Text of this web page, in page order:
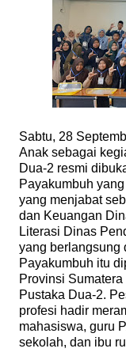
Sabtu, 28
Anak sebagai
Dua-2 resmi
Payakumbuh
yang menjabat
dan Keuangan
Literasi Dinas
yang berlangsung
Payakumbuh itu
Provinsi
Pustaka Dua-2.
profesi hadir
mahasiswa, guru
sekolah, dan ibu